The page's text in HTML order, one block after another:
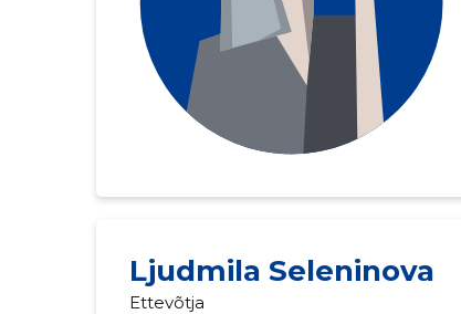
Ljudmila Seleninova
Ettevõtja